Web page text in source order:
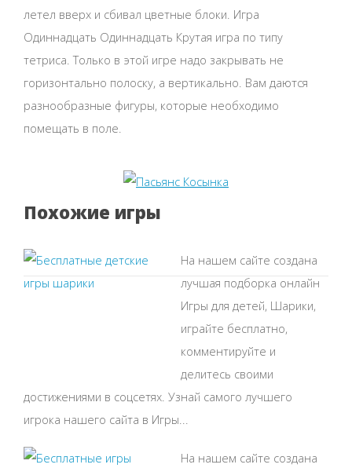
летел вверх и сбивал цветные блоки. Игра
Одиннадцать Одиннадцать Крутая игра по типу
тетриса. Только в этой игре надо закрывать не
горизонтально полоску, а вертикально. Вам даются
разнообразные фигуры, которые необходимо
помещать в поле.
Похожие игры
На нашем сайте создана
лучшая подборка онлайн
Игры для детей, Шарики,
играйте бесплатно,
комментируйте и
делитесь своими
достижениями в соцсетях. Узнай самого лучшего
игрока нашего сайта в Игры...
На нашем сайте создана